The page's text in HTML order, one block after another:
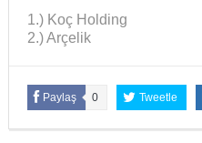
1.) Koç Holding
2.) Arçelik
Paylaş 0 Tweetle